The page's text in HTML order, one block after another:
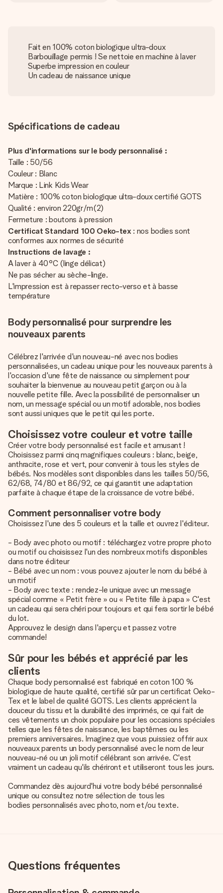
Fait en 100% coton biologique ultra-doux
Barbouillage permis ! Se nettoie en machine à laver
Superbe impression en couleur
Un cadeau de naissance unique
Spécifications de cadeau
Plus d'informations sur le body personnalisé :
Taille : 50/56
Couleur : Blanc
Marque : Link Kids Wear
Matière : 100% coton biologique ultra-doux certifié GOTS
Qualité : environ 220gr/m(2)
Fermeture : boutons à pression
Certificat Standard 100 Oeko-tex : nos bodies sont
conformes aux normes de sécurité
Instructions de lavage :
A laver à 40°C (linge délicat)
Ne pas sécher au sèche-linge.
L'impression est à repasser recto-verso et à basse
température
Body personnalisé pour surprendre les
nouveaux parents
Célébrez l'arrivée d'un nouveau-né avec nos bodies
personnalisées, un cadeau unique pour les nouveaux parents à
l'occasion d'une fête de naissance ou simplement pour
souhaiter la bienvenue au nouveau petit garçon ou à la
nouvelle petite fille. Avec la possibilité de personnaliser un
nom, un message spécial ou un motif adorable, nos bodies
sont aussi uniques que le petit qui les porte.
Choisissez votre couleur et votre taille
Créer votre body personnalisé est facile et amusant !
Choisissez parmi cinq magnifiques couleurs : blanc, beige,
anthracite, rose et vert, pour convenir à tous les styles de
bébés. Nos modèles sont disponibles dans les tailles 50/56,
62/68, 74/80 et 86/92, ce qui garantit une adaptation
parfaite à chaque étape de la croissance de votre bébé.
Comment personnaliser votre body
Choisissez l'une des 5 couleurs et la taille et ouvrez l'éditeur.
- Body avec photo ou motif : téléchargez votre propre photo
ou motif ou choisissez l'un des nombreux motifs disponibles
dans notre éditeur
- Bébé avec un nom : vous pouvez ajouter le nom du bébé à
un motif
- Body avec texte : rendez-le unique avec un message
spécial comme « Petit frère » ou « Petite fille à papa » C'est
un cadeau qui sera chéri pour toujours et qui fera sortir le bébé
du lot.
Approuvez le design dans l'aperçu et passez votre
commande!
Sûr pour les bébés et apprécié par les
clients
Chaque body personnalisé est fabriqué en coton 100 %
biologique de haute qualité, certifié sûr par un certificat Oeko-
Tex et le label de qualité GOTS. Les clients apprécient la
douceur du tissu et la durabilité des imprimés, ce qui fait de
ces vêtements un choix populaire pour les occasions spéciales
telles que les fêtes de naissance, les baptêmes ou les
premiers anniversaires. Imaginez que vous puissiez offrir aux
nouveaux parents un body personnalisé avec le nom de leur
nouveau-né ou un joli motif célébrant son arrivée. C'est
vraiment un cadeau qu'ils chériront et utiliseront tous les jours.
Commandez dès aujourd'hui votre body bébé personnalisé
unique ou consultez notre sélection de tous les
bodies personnalisés avec photo, nom et/ou texte.
Questions fréquentes